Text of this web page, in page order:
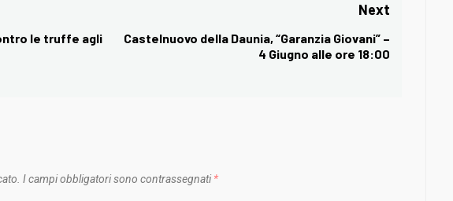
le truffe agli
Next
Next
Castelnuovo della Daunia, “Garanzia Giovani” –
4 Giugno alle ore 18:00
I campi obbligatori sono contrassegnati *